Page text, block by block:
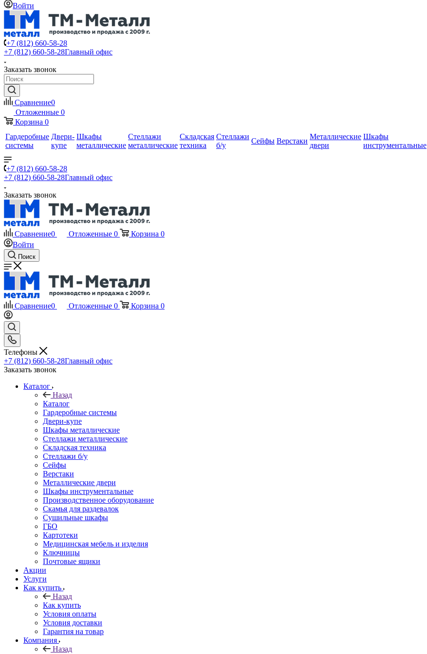
Войти
+7 (812) 660-58-28
+7 (812) 660-58-28Главный офис
Заказать звонок
Сравнение0
Отложенные 0
Корзина 0
Гардеробные
системы
Двери-
купе
Шкафы
металлические
Стеллажи
металлические
Складская
техника
Стеллажи
б/у
Сейфы Верстаки
Металлические
двери
Шкафы
инструментальные
+7 (812) 660-58-28
+7 (812) 660-58-28Главный офис
Заказать звонок
Сравнение0 Отложенные 0 Корзина 0
Войти
Поиск
Сравнение0 Отложенные 0 Корзина 0
Телефоны
+7 (812) 660-58-28Главный офис
Заказать звонок
Каталог
Назад
Каталог
Гардеробные системы
Двери-купе
Шкафы металлические
Стеллажи металлические
Складская техника
Стеллажи б/у
Сейфы
Верстаки
Металлические двери
Шкафы инструментальные
Производственное оборудование
Скамья для раздевалок
Сушильные шкафы
ГБО
Картотеки
Медицинская мебель и изделия
Ключницы
Почтовые ящики
Акции
Услуги
Как купить
Назад
Как купить
Условия оплаты
Условия доставки
Гарантия на товар
Компания
Назад